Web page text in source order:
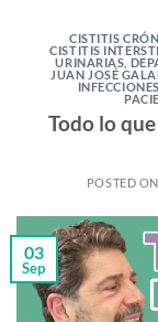
CISTITIS
CISTITIS
URINARIAS
JUAN JOSÉ
Todo lo
POSTED
03
Sep